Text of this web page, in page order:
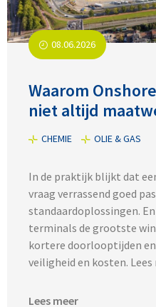
08.06.2026
Waarom
niet altijd
CHEMIE OLIE & GAS
In de praktijk blijkt dat
vraag verrassend goed
standaardoplossingen.
terminals de grootste
kortere doorlooptijden
veiligheid en kosten.
Lees meer